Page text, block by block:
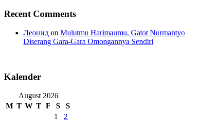
Recent Comments
Леонид on Mulutmu Harimaumu, Gatot Nurmantyo
Diserang Gara-Gara Omongannya Sendiri
Kalender
August 2026
M T W T F S
S
1
2